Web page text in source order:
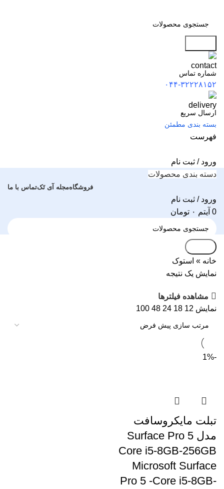
شماره تماس
۰۴۴-۳۲۲۲۸۱۵۲
ارسال سریع
بسته بندی مطمئن
فهرست
ورود / ثبت نام
دسته بندی محصولات
فروشگاهمجله آی تَکتماس با ما
ورود / ثبت نام
0 آیتم ۰ تومان
خانه » استوک
نمایش یک نتیجه
مشاهده فیلترها
نمایش 12
18
24
48
100
-1%
تبلت مایکروسافت
مدل Surface Pro 5
Core i5-8GB-256GB
Microsoft Surface
Pro 5 -Core i5-8GB-